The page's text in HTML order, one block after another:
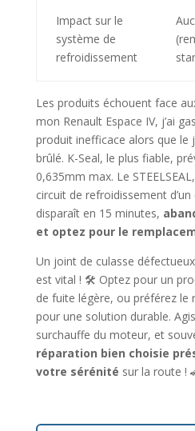
Impact sur le
système de
refroidissement
Les produits échouent face
mon Renault Espace IV, j’ai
produit inefficace alors que
brûlé. K-Seal, le plus fiable,
0,635mm max. Le
circuit de refroidissement d’un
disparaît en 15 minutes,
et optez pour le
Un joint de culasse
est vital ! 🛠️ Optez pour un
de fuite légère, ou préférez
pour une solution durable.
surchauffe du moteur, et
réparation bien choisie
votre sérénité sur la route !